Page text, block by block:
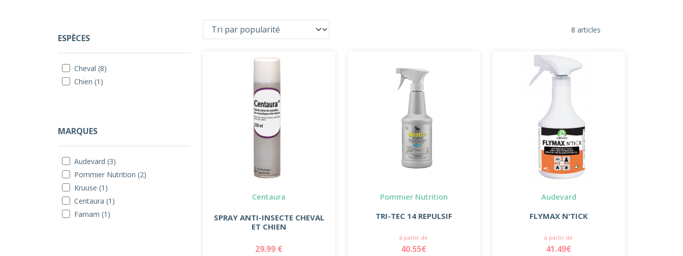
ESPÈCES
Cheval (8)
Chien (1)
MARQUES
Audevard (3)
Pommier Nutrition (2)
Kruuse (1)
Centaura (1)
Farnam (1)
8 articles
Centaura
SPRAY ANTI-INSECTE CHEVAL
ET CHIEN
29.99 €
Pommier Nutrition
TRI-TEC 14 REPULSIF
à partir de
40.55€
Audevard
FLYMAX N'TICK
à partir de
41.49€